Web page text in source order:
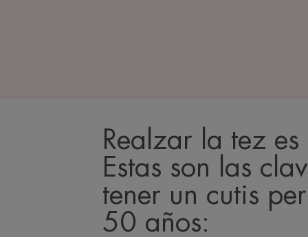
Realzar la tez
Estas son las
tener un cutis
50 años: